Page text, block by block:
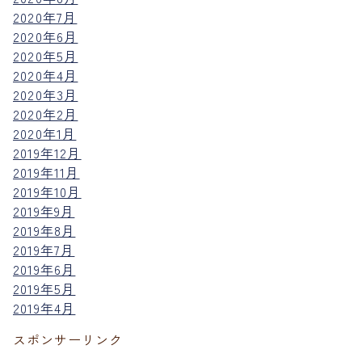
2020年7月
2020年6月
2020年5月
2020年4月
2020年3月
2020年2月
2020年1月
2019年12月
2019年11月
2019年10月
2019年9月
2019年8月
2019年7月
2019年6月
2019年5月
2019年4月
スポンサーリンク